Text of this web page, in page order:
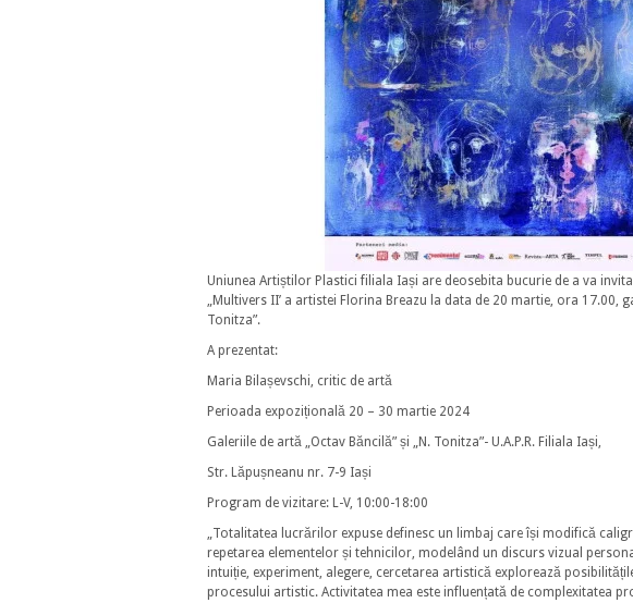
Uniunea Artiștilor Plastici filiala Iași are deosebita bucurie de a va
„Multivers II’ a artistei Florina Breazu la data de 20 martie, ora 17.00,
Tonitza”.
A prezentat:
Maria Bilașevschi, critic de artă
Perioada expozițională 20 – 30 martie 2024
Galeriile de artă „Octav Băncilă” și „N. Tonitza”- U.A.P.R. Filiala Iași,
Str. Lăpușneanu nr. 7-9 Iași
Program de vizitare: L-V, 10:00-18:00
„Totalitatea lucrărilor expuse definesc un limbaj care își modifică
repetarea elementelor și tehnicilor, modelând un discurs vizual
intuiție, experiment, alegere, cercetarea artistică explorează
procesului artistic. Activitatea mea este influențată de complexitatea